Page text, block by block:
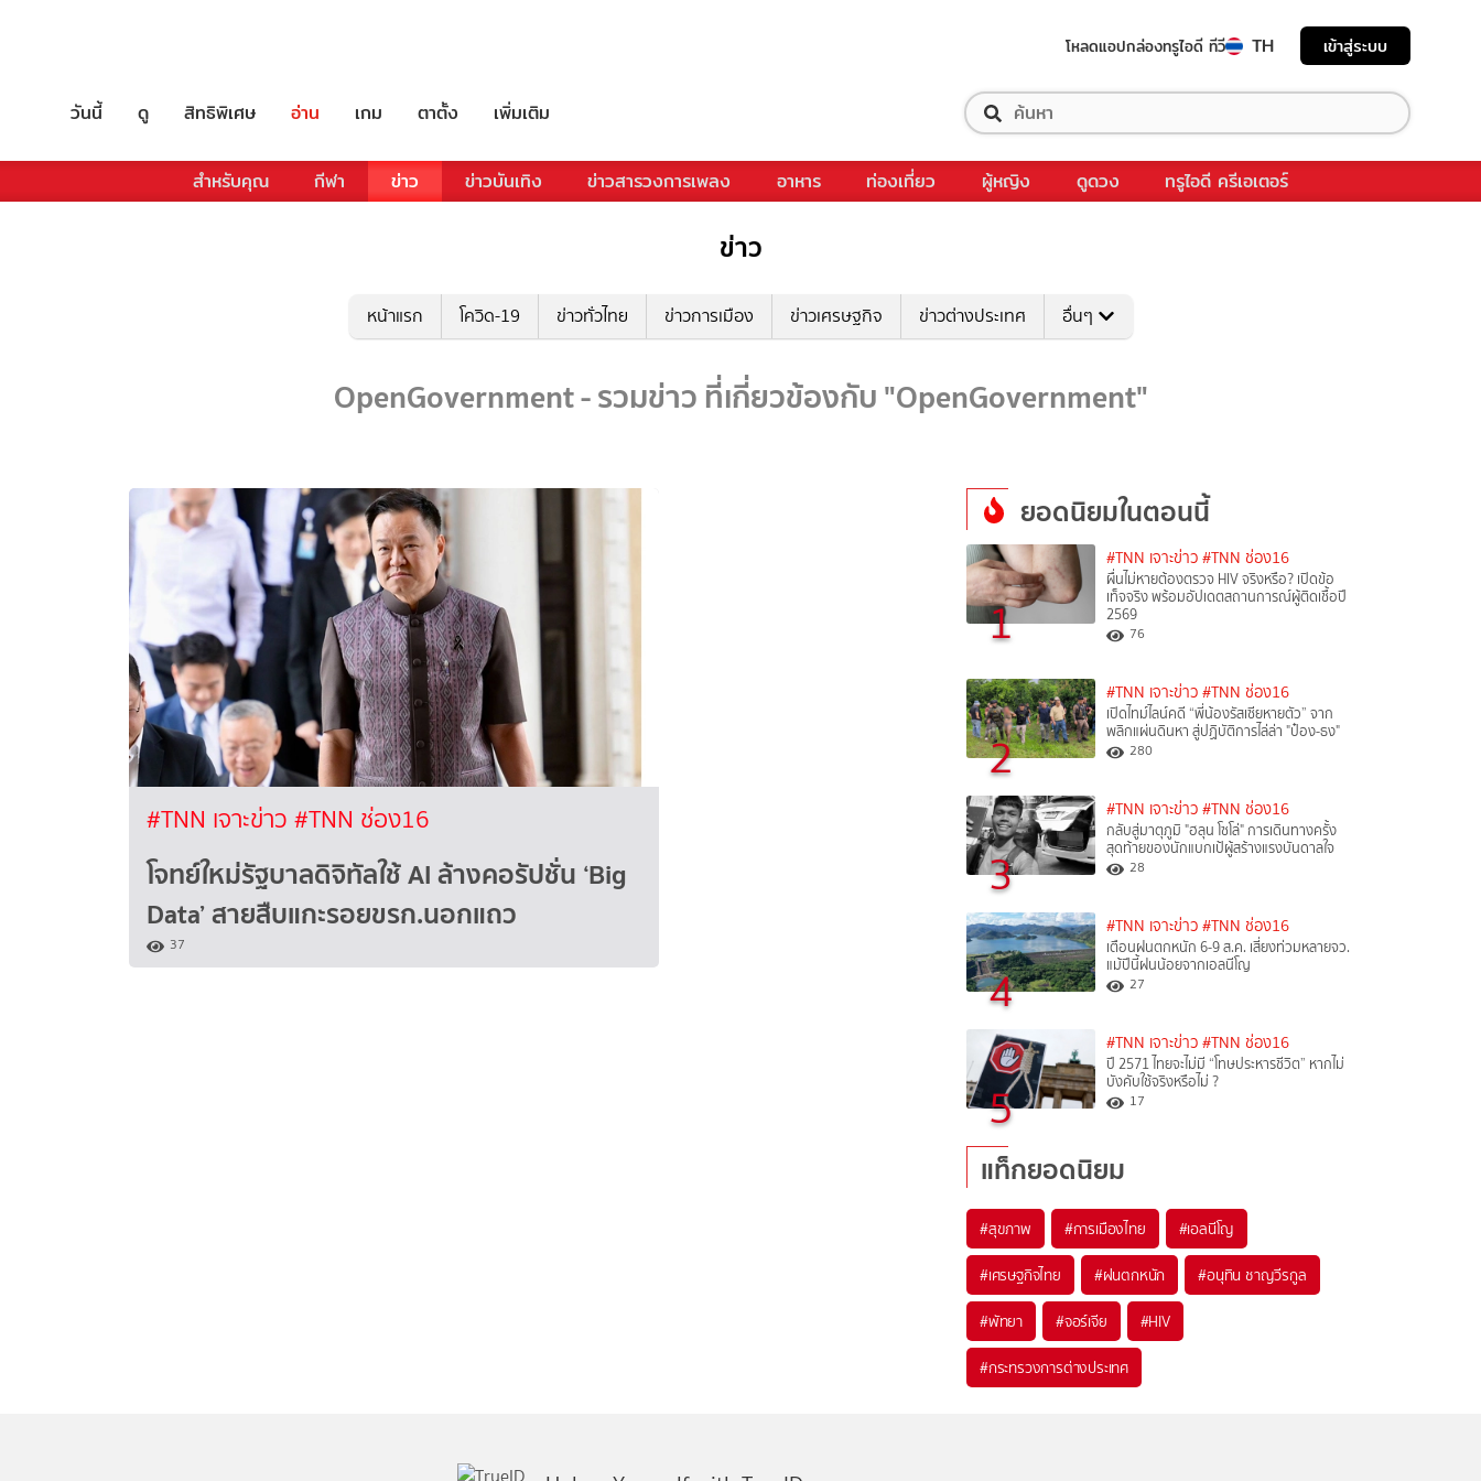
โหลดแอปกล่องทรูไอดี ทีวี TH เข้าสู่ระบบ
วันนี้ ดู สิทธิพิเศษ อ่าน เกม ตาตั้ง เพิ่มเติม
สำหรับคุณ กีฬา ข่าว ข่าวบันเทิง ข่าวสารวงการเพลง อาหาร ท่องเที่ยว ผู้หญิง ดูดวง ทรูไอดี ครีเอเตอร์
ข่าว
หน้าแรก โควิด-19 ข่าวทั่วไทย ข่าวการเมือง ข่าวเศรษฐกิจ ข่าวต่างประเทศ อื่นๆ
OpenGovernment - รวมข่าว ที่เกี่ยวข้องกับ "OpenGovernment"
#TNN เจาะข่าว #TNN ช่อง16
โจทย์ใหม่รัฐบาลดิจิทัลใช้ AI ล้างคอรัปชั่น ‘Big
Data’ สายสืบแกะรอยขรก.นอกแถว
37
ยอดนิยมในตอนนี้
1
#TNN เจาะข่าว #TNN ช่อง16
ผื่นไม่หายต้องตรวจ HIV จริงหรือ? เปิดข้อ
เท็จจริง พร้อมอัปเดตสถานการณ์ผู้ติดเชื้อปี
2569
76
2
#TNN เจาะข่าว #TNN ช่อง16
เปิดไทม์ไลน์คดี “พี่น้องรัสเซียหายตัว” จาก
พลิกแผ่นดินหา สู่ปฏิบัติการไล่ล่า "ป๋อง-ธง"
280
3
#TNN เจาะข่าว #TNN ช่อง16
กลับสู่มาตุภูมิ "ฮลุน โซโล่" การเดินทางครั้ง
สุดท้ายของนักแบกเป้ผู้สร้างแรงบันดาลใจ
28
4
#TNN เจาะข่าว #TNN ช่อง16
เตือนฝนตกหนัก 6-9 ส.ค. เสี่ยงท่วมหลายจว.
แม้ปีนี้ฝนน้อยจากเอลนีโญ
27
5
#TNN เจาะข่าว #TNN ช่อง16
ปี 2571 ไทยจะไม่มี “โทษประหารชีวิต” หากไม่
บังคับใช้จริงหรือไม่ ?​
17
แท็กยอดนิยม
#สุขภาพ #การเมืองไทย #เอลนีโญ
#เศรษฐกิจไทย #ฝนตกหนัก #อนุทิน ชาญวีรกูล
#พัทยา #จอร์เจีย #HIV
#กระทรวงการต่างประเทศ